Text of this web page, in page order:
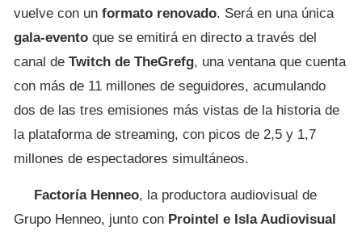
vuelve con un formato renovado. Será en una única
gala-evento que se emitirá en directo a través del
canal de Twitch de TheGrefg, una ventana que cuenta
con más de 11 millones de seguidores, acumulando
dos de las tres emisiones más vistas de la historia de
la plataforma de streaming, con picos de 2,5 y 1,7
millones de espectadores simultáneos.
Factoría Henneo, la productora audiovisual de
Grupo Henneo, junto con Prointel e Isla Audiovisual